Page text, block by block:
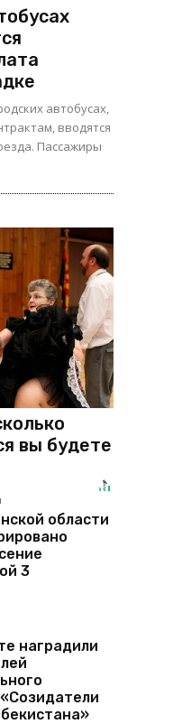
автобусах,
вводятся
Пассажиры
вы будете
области
3
наградили